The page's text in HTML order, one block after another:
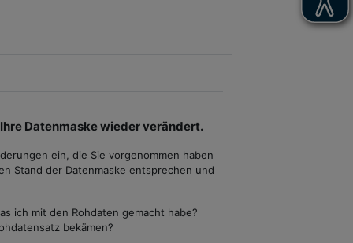
Datenmaske wieder verändert.
ein, die Sie vorgenommen haben
Stand der Datenmaske entsprechen und
ich mit den Rohdaten gemacht habe?
bekämen?